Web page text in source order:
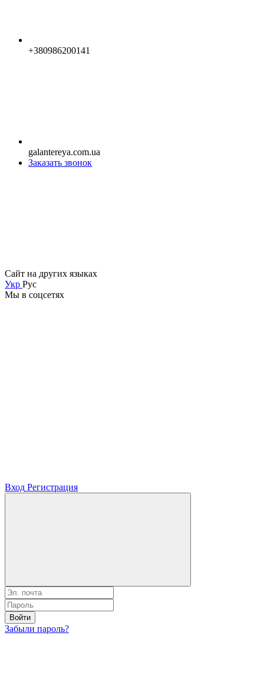
+380986200141
galantereya.com.ua
Заказать звонок
Сайт на других языках
Укр Рус
Мы в соцсетях
Вход Регистрация
Войти
Забыли пароль?